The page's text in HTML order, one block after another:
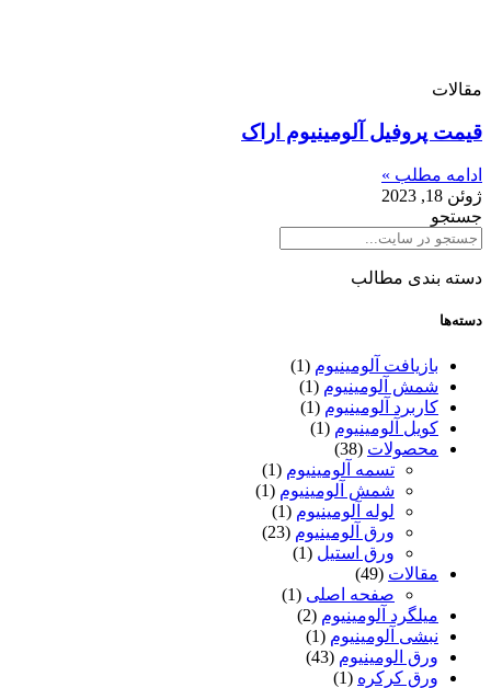
مقالات
قیمت پروفیل آلومینیوم اراک
ادامه مطلب »
ژوئن 18, 2023
جستجو
دسته بندی مطالب
دسته‌ها
بازیافت آلومینیوم (1)
شمش آلومینیوم (1)
کاربرد آلومینیوم (1)
کویل آلومینیوم (1)
محصولات (38)
تسمه آلومینیوم (1)
شمش آلومینیوم (1)
لوله آلومینیوم (1)
ورق آلومینیوم (23)
ورق استیل (1)
مقالات (49)
صفحه اصلی (1)
میلگرد آلومینیوم (2)
نبشی آلومینیوم (1)
ورق الومینیوم (43)
ورق کرکره (1)